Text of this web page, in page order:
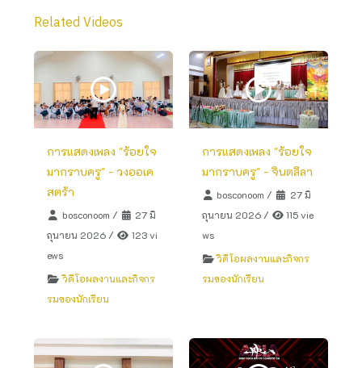
Related Videos
การแสดงเพลง "ร้อยใจ
มากราบครู" - วงออเค
สตร้า
bosconoom /
27 มิ
ถุนายน 2026 /
123 vi
ews
วิดีโอผลงานและกิจกร
รมของนักเรียน
การแสดงเพลง "ร้อยใจ
มากราบครู" - จินตลีลา
bosconoom /
27 มิ
ถุนายน 2026/
115 vie
ws
วิดีโอผลงานและกิจกร
รมของนักเรียน